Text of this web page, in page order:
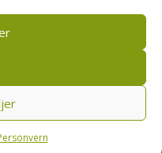
4001 Stavanger
regler